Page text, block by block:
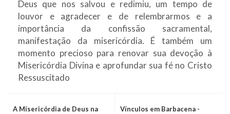
Deus que nos salvou e redimiu, um tempo de
louvor e agradecer e de relembrarmos e a
importância da confissão sacramental,
manifestação da misericórdia. É também um
momento precioso para renovar sua devoção à
Misericórdia Divina e aprofundar sua fé no Cristo
Ressuscitado
A Misericórdia de Deus na
Vínculos em Barbacena -